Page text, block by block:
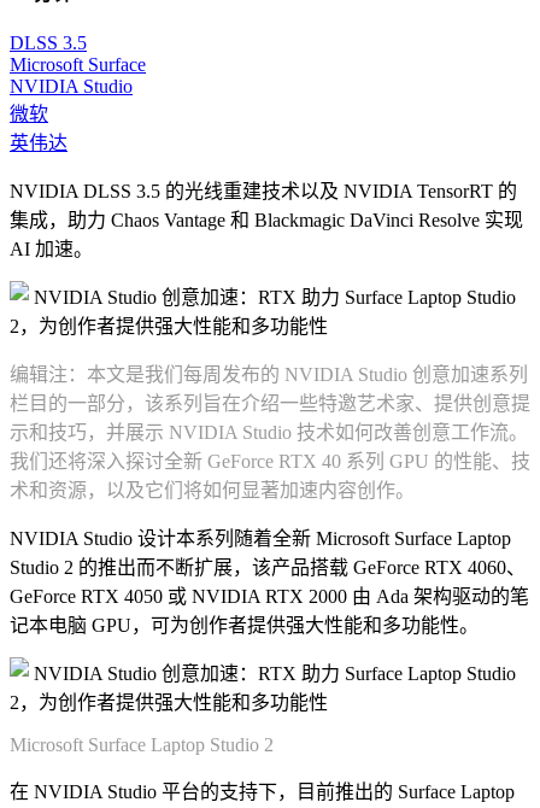
DLSS 3.5
Microsoft Surface
NVIDIA Studio
微软
英伟达
NVIDIA DLSS 3.5 的光线重建技术以及 NVIDIA TensorRT 的
集成，助力 Chaos Vantage 和 Blackmagic DaVinci Resolve 实现
AI 加速。
编辑注：本文是我们每周发布的 NVIDIA Studio 创意加速系列
栏目的一部分，该系列旨在介绍一些特邀艺术家、提供创意提
示和技巧，并展示 NVIDIA Studio 技术如何改善创意工作流。
我们还将深入探讨全新 GeForce RTX 40 系列 GPU 的性能、技
术和资源，以及它们将如何显著加速内容创作。
NVIDIA Studio 设计本系列随着全新 Microsoft Surface Laptop
Studio 2 的推出而不断扩展，该产品搭载 GeForce RTX 4060、
GeForce RTX 4050 或 NVIDIA RTX 2000 由 Ada 架构驱动的笔
记本电脑 GPU，可为创作者提供强大性能和多功能性。
Microsoft Surface Laptop Studio 2
在 NVIDIA Studio 平台的支持下，目前推出的 Surface Laptop